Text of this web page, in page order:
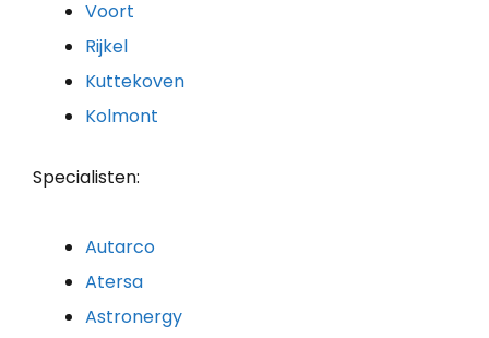
Voort
Rijkel
Kuttekoven
Kolmont
Specialisten:
Autarco
Atersa
Astronergy